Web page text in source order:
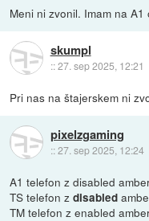
Meni ni zvonil. Imam na
skumpl
::27. sep 2025, 12:21
Pri nas na štajerskem ni
pixelzgaming
::27. sep 2025, 12:24
A1 telefon z disabled
TS telefon zdisabled
TM telefon z enabled